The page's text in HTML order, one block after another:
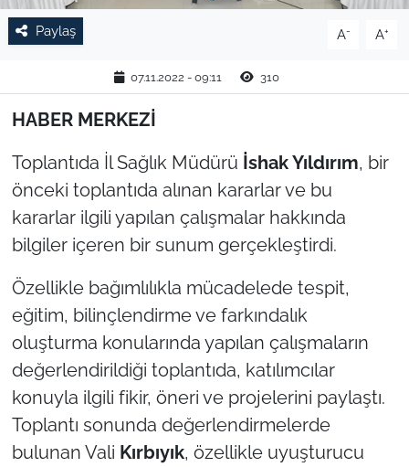
Paylaş A- A+
07.11.2022 - 09:11 310
HABER MERKEZİ
Toplantıda İl Sağlık Müdürü İshak Yıldırım, bir
önceki toplantıda alınan kararlar ve bu
kararlar ilgili yapılan çalışmalar hakkında
bilgiler içeren bir sunum gerçekleştirdi.
Özellikle bağımlılıkla mücadelede tespit,
eğitim, bilinçlendirme ve farkındalık
oluşturma konularında yapılan çalışmaların
değerlendirildiği toplantıda, katılımcılar
konuyla ilgili fikir, öneri ve projelerini paylaştı.
Toplantı sonunda değerlendirmelerde
bulunan Vali Kırbıyık, özellikle uyuşturucu
SPOR
TEKİRDAĞ
KIRKLARELİ
ÇANAKKALE
TÜRKİYE
Bölge
Güvenlik
Genel